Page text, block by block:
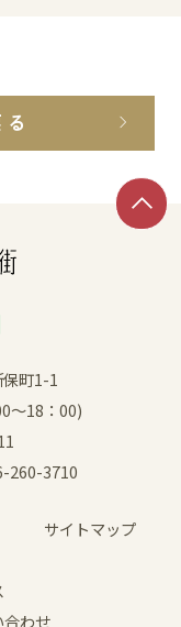
町1-1
～18：00)
260-3710
サイトマップ
わせ